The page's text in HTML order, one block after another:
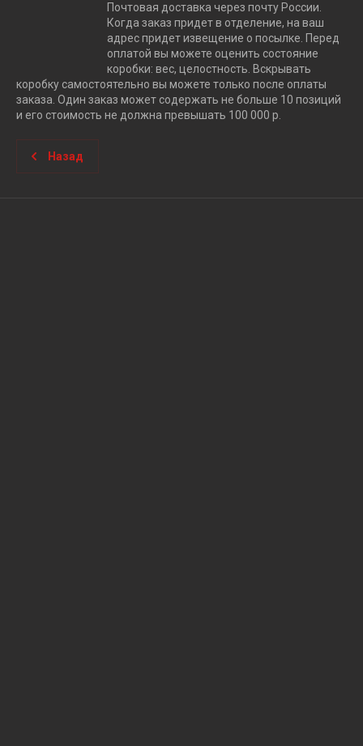
Почтовая доставка через почту России.
Когда заказ придет в отделение, на ваш
адрес придет извещение о посылке. Перед
оплатой вы можете оценить состояние
коробки: вес, целостность. Вскрывать
коробку самостоятельно вы можете только после оплаты
заказа. Один заказ может содержать не больше 10 позиций
и его стоимость не должна превышать 100 000 р.
Назад